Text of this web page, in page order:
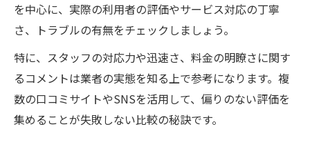
を中心に、実際の利用者の評価やサービス対応の丁寧
さ、トラブルの有無をチェックしましょう。
特に、スタッフの対応力や迅速さ、料金の明瞭さに関す
るコメントは業者の実態を知る上で参考になります。複
数の口コミサイトやSNSを活用して、偏りのない評価を
集めることが失敗しない比較の秘訣です。